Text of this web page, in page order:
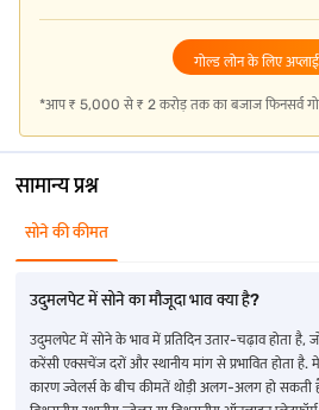
गोल्ड लोन के लिए
*आप ₹ 5,000 से ₹ 2 करोड़ तक का बजाज फिनसर्व
सामान्य प्रश्न
सोने की कीमत
उदुमलपेट में सोने का मौजूदा भाव क्या है?
उदुमलपेट में सोने के भाव में प्रतिदिन उतार-चढ़ाव होता है, जो
करेंसी एक्सचेंज दरों और स्थानीय मांग से प्रभावित होता
कारण ज्वेलर्स के बीच कीमतें थोड़ी अलग-अलग हो सकती